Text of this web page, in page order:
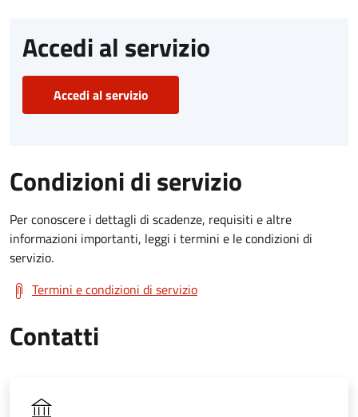
Accedi al servizio
Accedi al servizio
Condizioni di servizio
Per conoscere i dettagli di scadenze, requisiti e altre
informazioni importanti, leggi i termini e le condizioni di
servizio.
Termini e condizioni di servizio
Contatti